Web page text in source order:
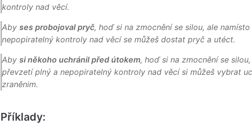
kontroly nad věcí.
Abyses probojoval pryč, hoď si nazmocnění se silou, ale
nepopiratelný kontroly nad věcí se můžeš dostat pryč a utéct.
Abysi někoho uchránil před útokem, hoď si nazmocnění se silou
převzetí plný a nepopiratelný kontroly nad věcí si můžeš vybrat
zraněnim.
Příklady: